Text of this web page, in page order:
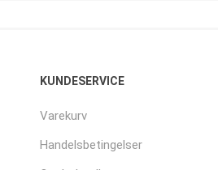
KUNDESERVICE
Varekurv
Handelsbetingelser